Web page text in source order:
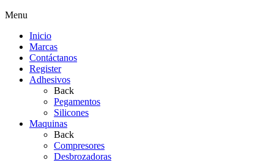
Menu
Inicio
Marcas
Contáctanos
Register
Adhesivos
Back
Pegamentos
Silicones
Maquinas
Back
Compresores
Desbrozadoras